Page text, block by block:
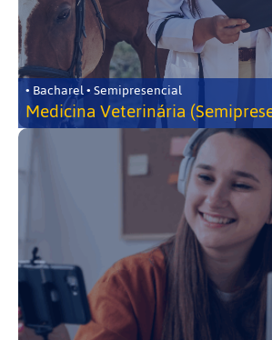
• Bacharel • Semipresencial
Medicina Veterinária